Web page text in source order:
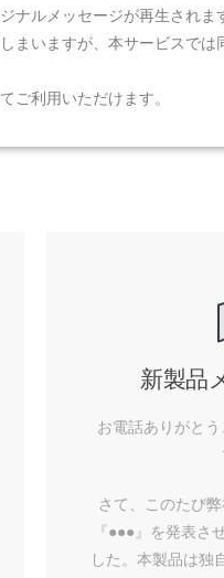
ナルメッセージが再生されま
まいますが、本サービスでは
ご利用いただけます。
新製品
お電話ありがと
さて、このたび
『●●●』を発表さ
した。本製品は独